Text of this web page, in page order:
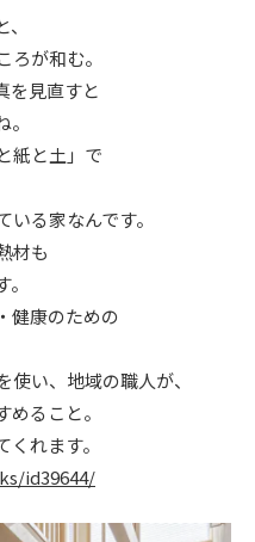
問い合わせ
が和む。
を見直すと
紙と土」で
る家なんです。
材も
健康のための
い、地域の職人が、
ること。
れます。
id39644/